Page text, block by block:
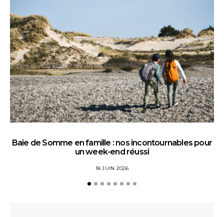
Baie de Somme en famille : nos incontournables pour
un week-end réussi
18 JUIN 2026